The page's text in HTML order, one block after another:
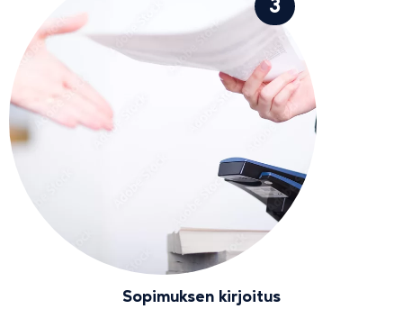
3
Sopimuksen kirjoitus